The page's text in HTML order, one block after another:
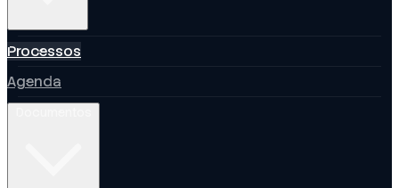
Processos
Agenda